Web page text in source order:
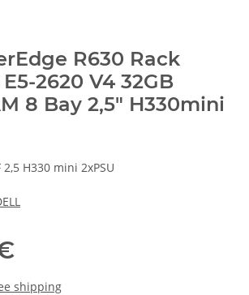
R630 Rack
2620 V4 32GB
8 Bay 2,5" H330mini
2,5 H330 mini 2xPSU
shipping